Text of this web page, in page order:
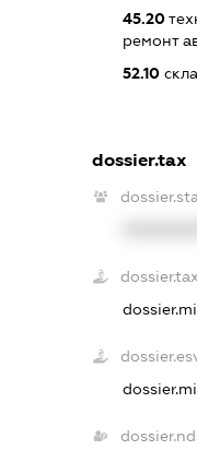
45.20
ремонт
52.10
dossier.tax